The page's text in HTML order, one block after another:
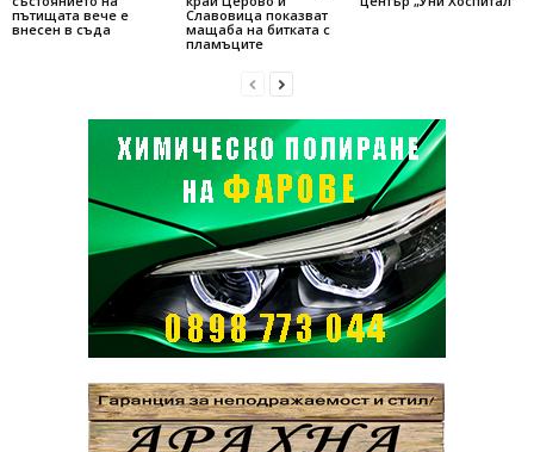
пътищата вече е
внесен в съда
Славовица показват
мащаба на битката с
пламъците